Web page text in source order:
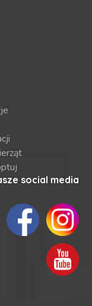
social media